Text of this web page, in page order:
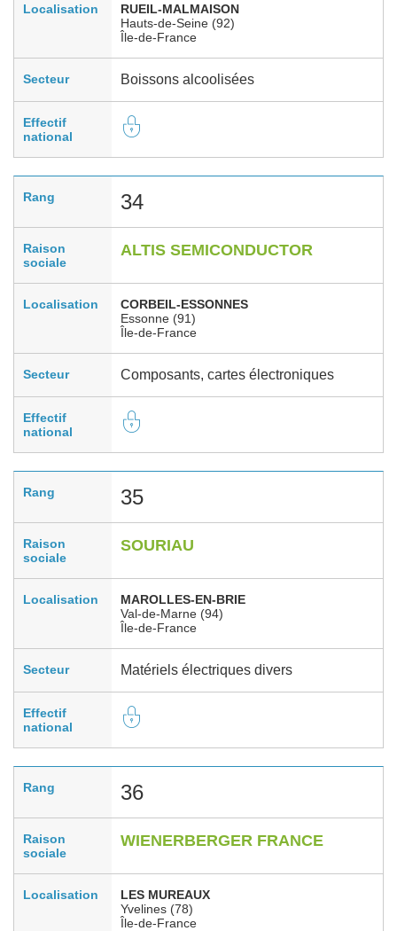
Localisation
RUEIL-MALMAISON
Hauts-de-Seine (92)
Île-de-France
Secteur Boissons alcoolisées
Effectif
national
Rang 34
Raison
sociale
ALTIS SEMICONDUCTOR
Localisation
CORBEIL-ESSONNES
Essonne (91)
Île-de-France
Secteur Composants, cartes électroniques
Effectif
national
Rang 35
Raison
sociale
SOURIAU
Localisation
MAROLLES-EN-BRIE
Val-de-Marne (94)
Île-de-France
Secteur Matériels électriques divers
Effectif
national
Rang 36
Raison
sociale
WIENERBERGER FRANCE
Localisation
LES MUREAUX
Yvelines (78)
Île-de-France